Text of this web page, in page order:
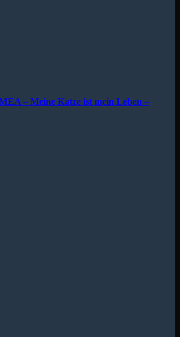
– Meine Katze ist mein Leben –